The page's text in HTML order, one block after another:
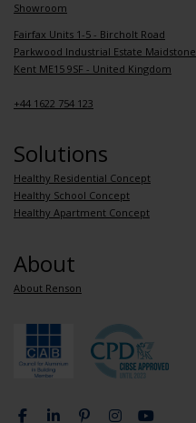
Showroom
Fairfax Units 1-5 - Bircholt Road
Parkwood Industrial Estate Maidstone
Kent ME15 9SF - United Kingdom
+44 1622 754 123
Solutions
Healthy Residential Concept
Healthy School Concept
Healthy Apartment Concept
About
About Renson